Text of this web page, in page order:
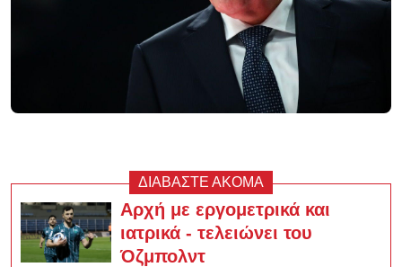
ΔΙΑΒΑΣΤΕ ΑΚΟΜΑ
Αρχή με εργομετρικά και
ιατρικά - τελειώνει του
Όζμπολντ